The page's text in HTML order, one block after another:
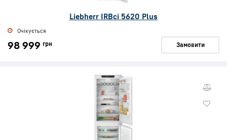
Liebherr IRBci 5620 Plus
Очікується
98 999 грн Замовити